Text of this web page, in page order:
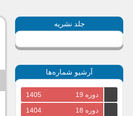
جلد نشریه
آرشیو شماره‌ها
دوره 19
1405
دوره 18
1404